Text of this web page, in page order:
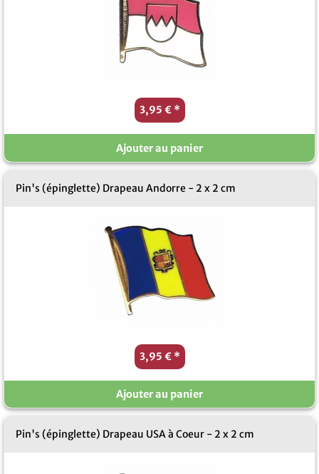
3,95 € *
Ajouter au panier
Pin's (épinglette) Drapeau Andorre - 2 x 2 cm
3,95 € *
Ajouter au panier
Pin's (épinglette) Drapeau USA à Coeur - 2 x 2 cm